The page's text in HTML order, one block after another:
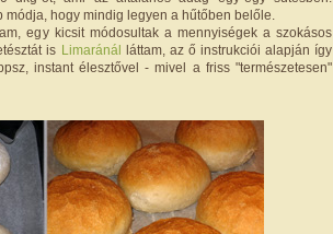
hogy mindig legyen a hűtőben belőle.
egy kicsit módosultak a mennyiségek a szokásos
is Limaránál láttam, az ő instrukciói alapján így
instant élesztővel - mivel a friss "természetesen"